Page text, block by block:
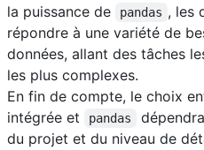
la puissance de
pandas , les
répondre à une variété de
données, allant des tâches
les plus complexes.
En fin de compte, le choix
intégrée et pandas
du projet et du niveau de